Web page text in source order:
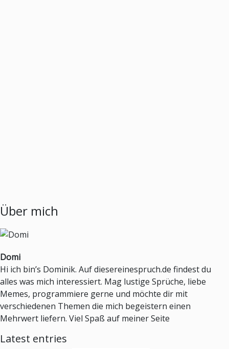
Über mich
Domi
Hi ich bin’s Dominik. Auf diesereinespruch.de findest du
alles was mich interessiert. Mag lustige Sprüche, liebe
Memes, programmiere gerne und möchte dir mit
verschiedenen Themen die mich begeistern einen
Mehrwert liefern. Viel Spaß auf meiner Seite
Latest entries